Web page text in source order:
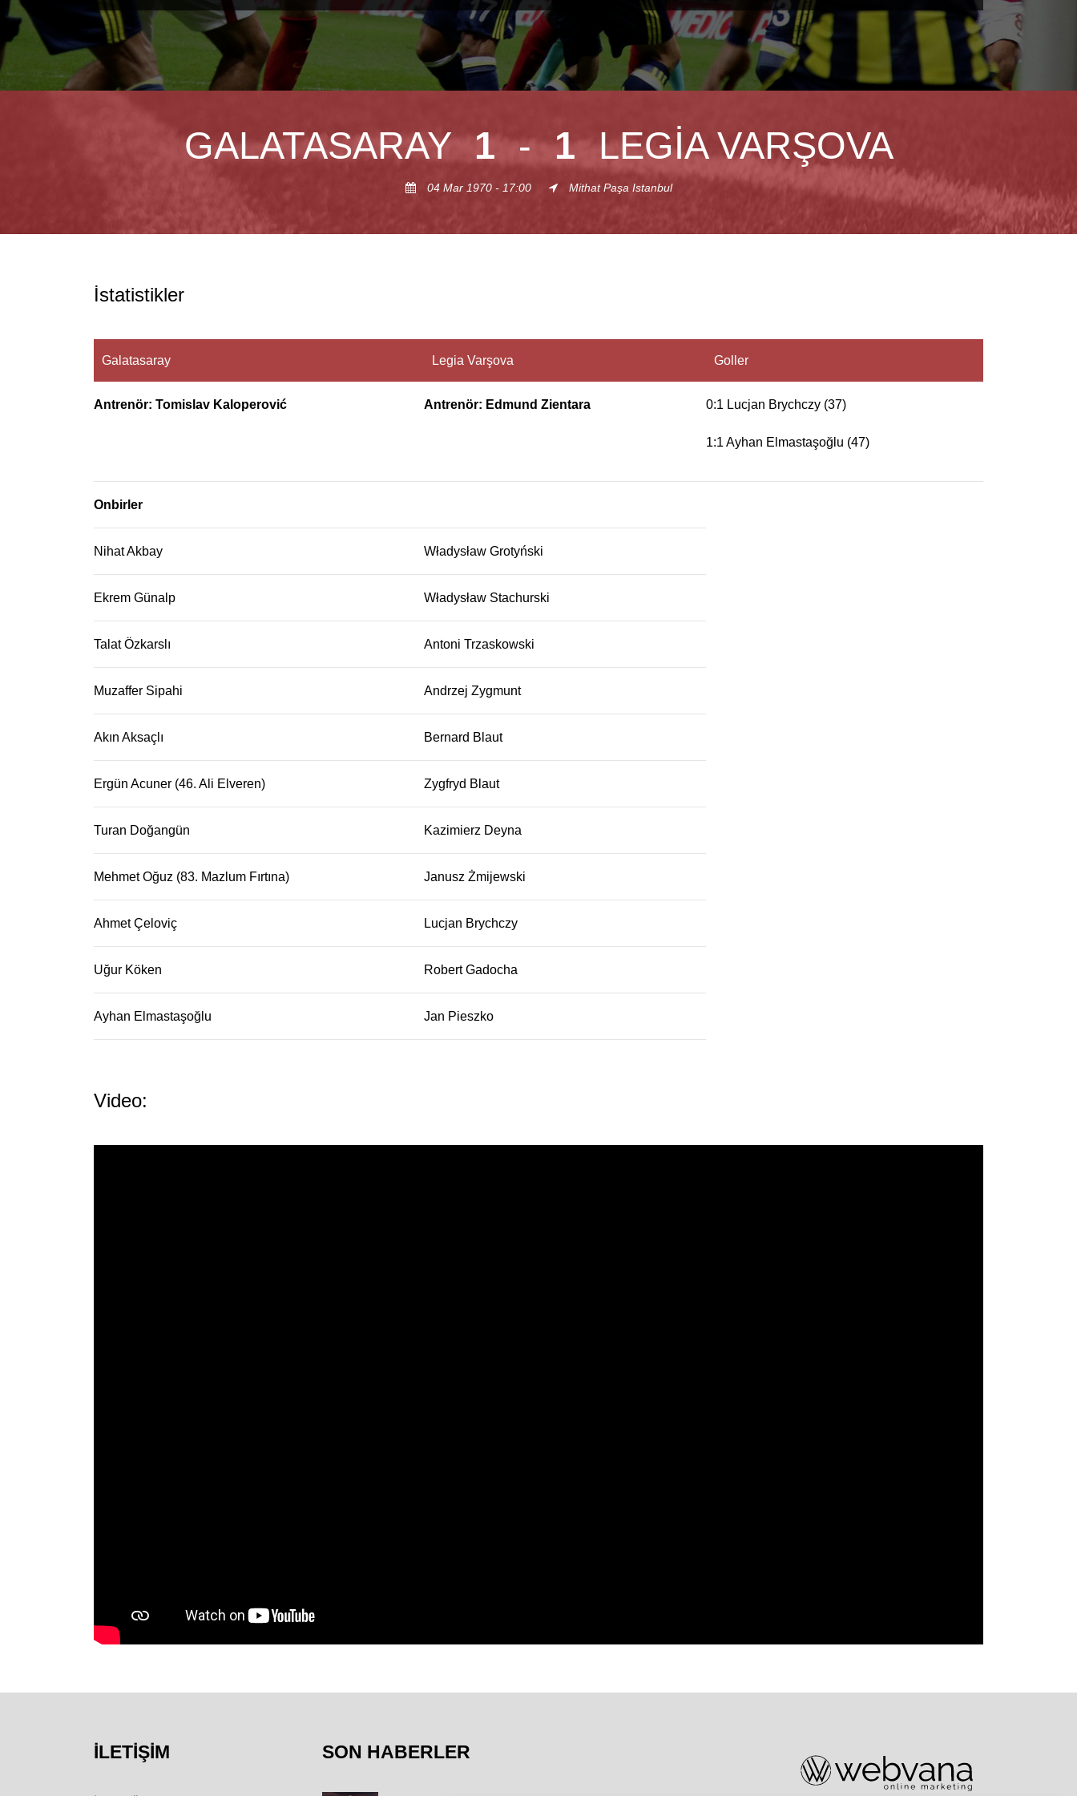
GALATASARAY 1 - 1 LEGIA VARŞOVA
04 Mar 1970 - 17:00 Mithat Paşa Istanbul
İstatistikler
Galatasaray Legia Varşova Goller
Antrenör: Tomislav Kaloperović Antrenör: Edmund Zientara 0:1 Lucjan Brychczy (37)
1:1 Ayhan Elmastaşoğlu (47)
Onbirler
Nihat Akbay Władysław Grotyński
Ekrem Günalp Władysław Stachurski
Talat Özkarslı Antoni Trzaskowski
Muzaffer Sipahi Andrzej Zygmunt
Akın Aksaçlı Bernard Blaut
Ergün Acuner (46. Ali Elveren) Zygfryd Blaut
Turan Doğangün Kazimierz Deyna
Mehmet Oğuz (83. Mazlum Fırtına) Janusz Żmijewski
Ahmet Çeloviç Lucjan Brychczy
Uğur Köken Robert Gadocha
Ayhan Elmastaşoğlu Jan Pieszko
Video:
İLETIŞIM SON HABERLER